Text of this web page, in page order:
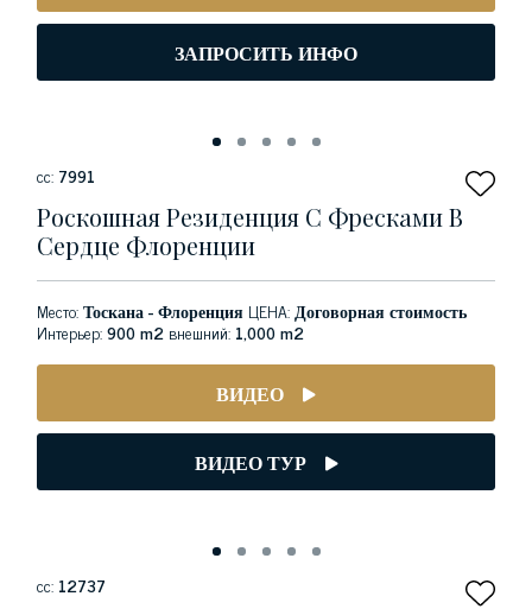
ЗАПРОСИТЬ ИНФО
сс: 7991
Роскошная Резиденция С Фресками В
Сердце Флоренции
Место:Тоскана - Флоренция ЦЕНА:Договорная стоимость
Интерьер:900 m2 внешний: 1,000 m2
ВИДЕО
ВИДЕО ТУР
сс: 12737